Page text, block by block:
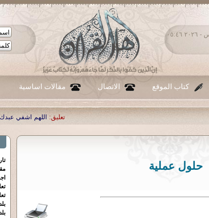
الخميس ٠٦ - أغسطس - ٢٠٢٦ ٠٥:٤٦
كتاب الموقع الاتصال مقالات اساسية
اللهم اشفي عبدك احمد صبحي
حلول عملية